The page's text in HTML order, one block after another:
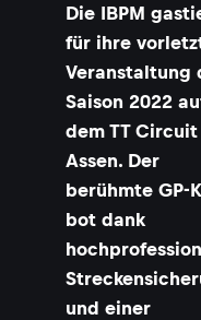
Die IBPM
für ihre
Veranstaltung
Saison 2022
dem TT Circuit
Assen. Der
berühmte GP-
bot dank
und einer